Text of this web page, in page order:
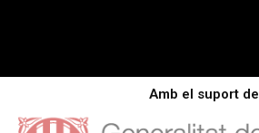
Amb el suport de